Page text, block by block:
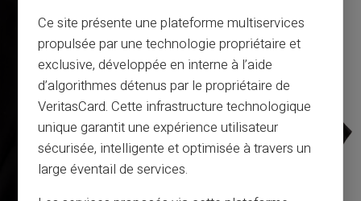
Ce site présente une plateforme multiservices
propulsée par une technologie propriétaire et
exclusive, développée en interne à l’aide
d’algorithmes détenus par le propriétaire de
VeritasCard. Cette infrastructure technologique
unique garantit une expérience utilisateur
sécurisée, intelligente et optimisée à travers un
large éventail de services.